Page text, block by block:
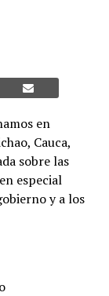
en
Cauca,
sobre las
especial
y a los